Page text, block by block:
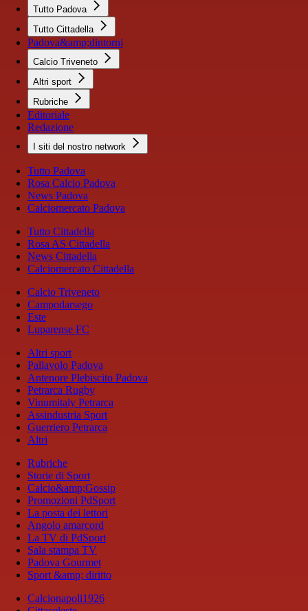
Tutto Padova
Tutto Cittadella
Padova&amp;dintorni
Calcio Triveneto
Altri sport
Rubriche
Editoriale
Redazione
I siti del nostro network
Tutto Padova
Rosa Calcio Padova
News Padova
Calciomercato Padova
Tutto Cittadella
Rosa AS Cittadella
News Cittadella
Calciomercato Cittadella
Calcio Triveneto
Campodarsego
Este
Luparense FC
Altri sport
Pallavolo Padova
Antenore Plebiscito Padova
Petrarca Rugby
Vinumitaly Petrarca
Assindustria Sport
Guerriero Petrarca
Altri
Rubriche
Storie di Sport
Calcio&amp;Gossip
Promozioni PdSport
La posta dei lettori
Angolo amarcord
La TV di PdSport
Sala stampa TV
Padova Gourmet
Sport &amp; diritto
Calcionapoli1926